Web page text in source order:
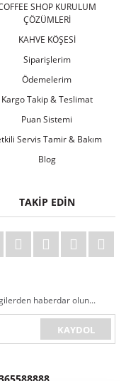
SHOP KURULUM
ÇÖZÜMLERİ
KAHVE KÖŞESİ
Siparişlerim
Ödemelerim
Kargo Takip & Teslimat
Puan Sistemi
Servis Tamir & Bakım
Blog
TAKİP EDİN
haberdar olun...
KAYDOL